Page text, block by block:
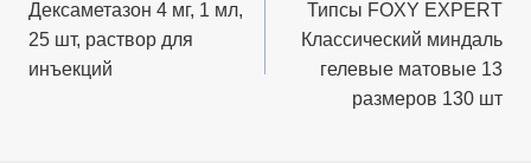
по
записям
Дексаметазон 4 мг, 1 мл,
25 шт, раствор для
инъекций
Типсы FOXY EXPERT
Классический миндаль
гелевые матовые 13
размеров 130 шт